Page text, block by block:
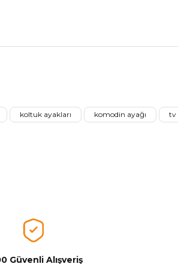
koltuk ayakları komodin ayağı tv
Güvenli Alışveriş